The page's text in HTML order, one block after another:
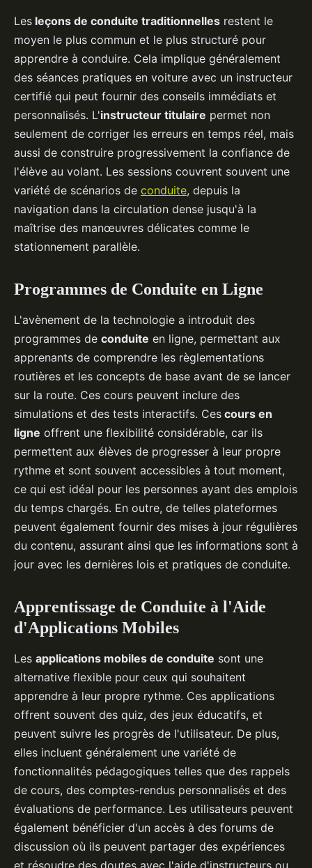
Les leçons de conduite traditionnelles restent le
moyen le plus commun et le plus structuré pour
apprendre à conduire. Cela implique généralement
des séances pratiques en voiture avec un instructeur
certifié qui peut fournir des conseils immédiats et
personnalisés. L'instructeur titulaire permet non
seulement de corriger les erreurs en temps réel, mais
aussi de construire progressivement la confiance de
l'élève au volant. Les sessions couvrent souvent une
variété de scénarios de conduite, depuis la
navigation dans la circulation dense jusqu'à la
maîtrise des manœuvres délicates comme le
stationnement parallèle.
Programmes de Conduite en Ligne
L'avènement de la technologie a introduit des
programmes de conduite en ligne, permettant aux
apprenants de comprendre les règlementations
routières et les concepts de base avant de se lancer
sur la route. Ces cours peuvent inclure des
simulations et des tests interactifs. Ces cours en
ligne offrent une flexibilité considérable, car ils
permettent aux élèves de progresser à leur propre
rythme et sont souvent accessibles à tout moment,
ce qui est idéal pour les personnes ayant des emplois
du temps chargés. En outre, de telles plateformes
peuvent également fournir des mises à jour régulières
du contenu, assurant ainsi que les informations sont à
jour avec les dernières lois et pratiques de conduite.
Apprentissage de Conduite à l'Aide
d'Applications Mobiles
Les applications mobiles de conduite sont une
alternative flexible pour ceux qui souhaitent
apprendre à leur propre rythme. Ces applications
offrent souvent des quiz, des jeux éducatifs, et
peuvent suivre les progrès de l'utilisateur. De plus,
elles incluent généralement une variété de
fonctionnalités pédagogiques telles que des rappels
de cours, des comptes-rendus personnalisés et des
évaluations de performance. Les utilisateurs peuvent
également bénéficier d'un accès à des forums de
discussion où ils peuvent partager des expériences